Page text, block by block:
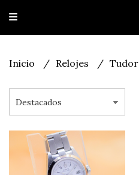
Inicio Relojes Tudor